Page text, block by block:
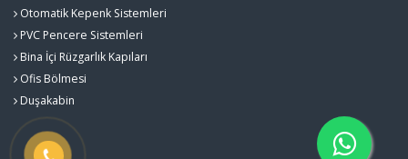
Otomatik Kepenk Sistemleri
PVC Pencere Sistemleri
Bina İçi Rüzgarlık Kapıları
Ofis Bölmesi
Duşakabin